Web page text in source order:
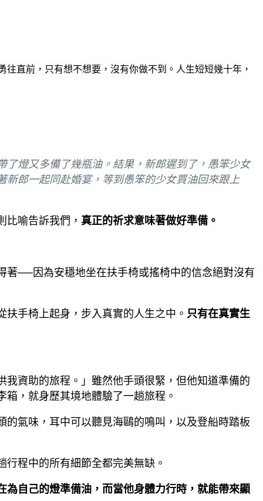
直前，只有想不想要，沒有你做不到。人生短短幾十年，
燈又多備了幾瓶油。結果，新郎遲到了，愚笨少女
郎一起同赴婚宴，等到愚笨的少女買油回來跟上
喻告訴我們， 真正的祈求意味著做好準備。
著──因為安穩地坐在扶手椅或搖椅中的信念絕對沒有
手椅上起身，步入真實的人生之中。 只有在真實生
資助的旅程。」雖然他手頭很緊，但他知道準備的
，就身歷其境地體驗了一趟旅程。
氣味，耳中可以聽見海鷗的鳴叫，以及登船時踏板
程中的所有細節全都完美無缺。
為自己的燈準備油，而當他身體力行時，就能帶來顯